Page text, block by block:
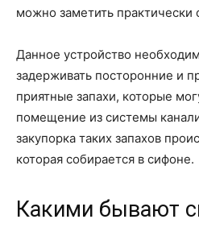
можно заметить практически
Данное устройство
задерживать посторонние и
приятные запахи, которые
помещение из системы
закупорка таких запахов
которая собирается в сифоне.
Какими бывают